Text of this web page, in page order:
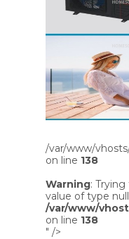
/var/www/
on line 138
Warning:
value of type
/var/www/
on line 138
" />